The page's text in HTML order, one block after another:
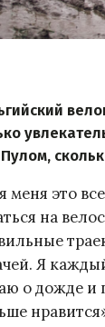
меня это
на
Я
о дожде и